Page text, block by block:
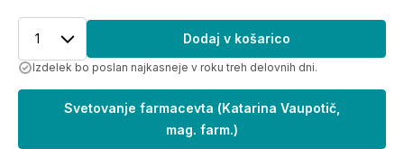
1 Dodaj v košarico
Izdelek bo poslan najkasneje v roku treh delovnih dni.
Svetovanje farmacevta (Katarina Vaupotič,
mag. farm.)